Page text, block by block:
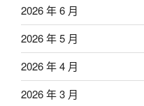
2026 年 6 月
2026 年 5 月
2026 年 4 月
2026 年 3 月